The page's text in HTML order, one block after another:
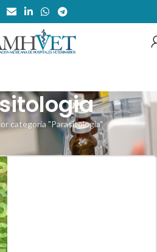
categoría "Parasitologia"